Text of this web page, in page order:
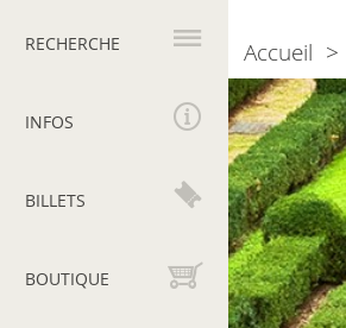
principale
RECHERCHE
INFOS
BILLETS
BOUTIQUE
Jardin
à
l’italienne
Accueil